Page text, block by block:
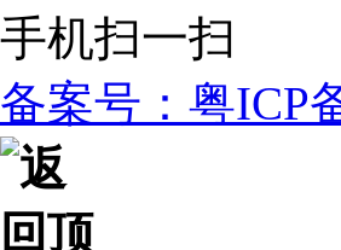
手机扫一扫
备案号：粤ICP